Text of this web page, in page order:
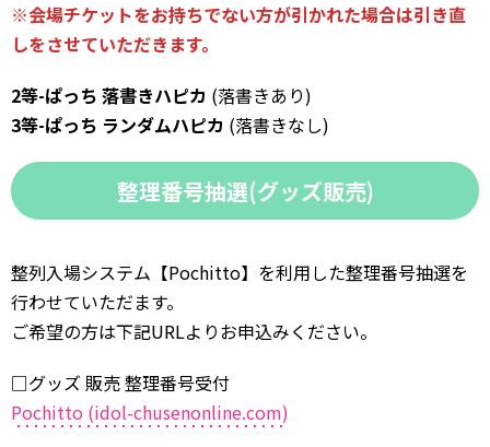
※会場チケットをお持ちでない方が引かれた場合は引き直
しをさせていただきます。
2等-ぱっち 落書きハピカ (落書きあり)
3等-ぱっち ランダムハピカ (落書きなし)
整理番号抽選(グッズ販売)
整列入場システム【Pochitto】を利用した整理番号抽選を
行わせていただます。
ご希望の方は下記URLよりお申込みください。
□グッズ 販売 整理番号受付
Pochitto (idol-chusenonline.com)